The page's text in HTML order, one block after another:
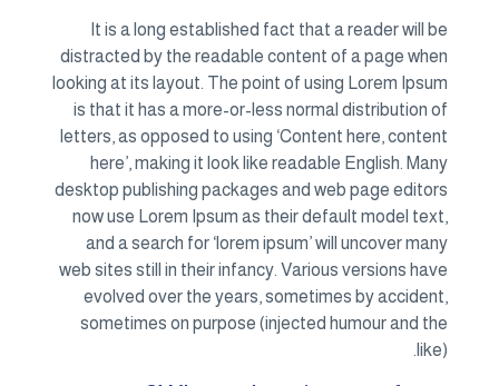
It is a long established fact that a reader will be
distracted by the readable content of a page when
looking at its layout. The point of using Lorem Ipsum
is that it has a more-or-less normal distribution of
letters, as opposed to using ‘Content here, content
here’, making it look like readable English. Many
desktop publishing packages and web page editors
now use Lorem Ipsum as their default model text,
and a search for ‘lorem ipsum’ will uncover many
web sites still in their infancy. Various versions have
evolved over the years, sometimes by accident,
sometimes on purpose (injected humour and the
like).